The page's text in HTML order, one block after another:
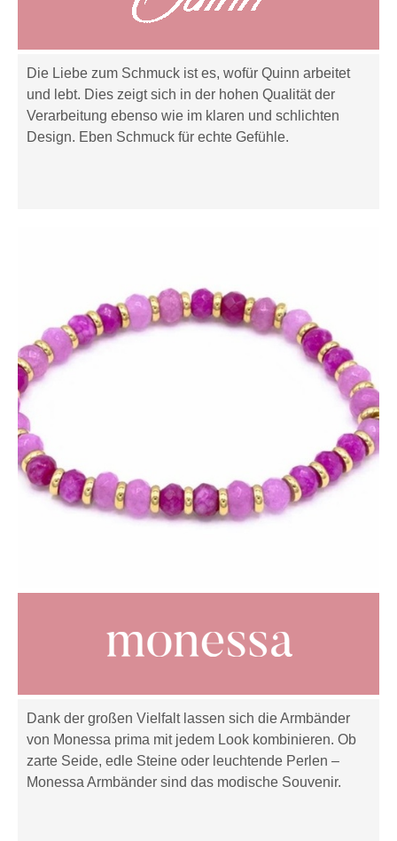
Die Liebe zum Schmuck ist es, wofür Quinn arbeitet
und lebt. Dies zeigt sich in der hohen Qualität der
Verarbeitung ebenso wie im klaren und schlichten
Design. Eben Schmuck für echte Gefühle.
Dank der großen Vielfalt lassen sich die Armbänder
von Monessa prima mit jedem Look kombinieren. Ob
zarte Seide, edle Steine oder leuchtende Perlen –
Monessa Armbänder sind das modische Souvenir.